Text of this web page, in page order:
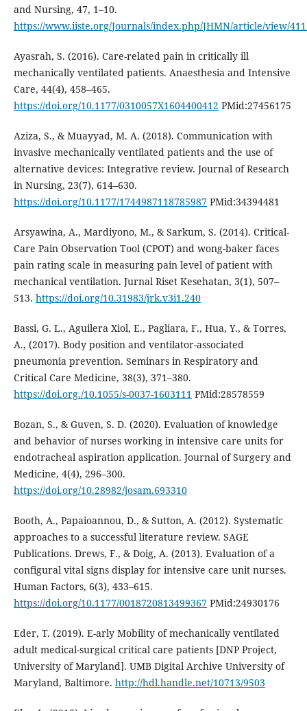
and Nursing, 47, 1–10.
https://www.iiste.org/Journals/index.php/JHMN/article/view/
Ayasrah, S. (2016). Care-related pain in critically ill
mechanically ventilated patients. Anaesthesia and Intensive
Care, 44(4), 458–465.
https://doi.org/10.1177/0310057X1604400412 PMid:27456175
Aziza, S., & Muayyad, M. A. (2018). Communication with
invasive mechanically ventilated patients and the use of
alternative devices: Integrative review. Journal of Research
in Nursing, 23(7), 614–630.
https://doi.org/10.1177/1744987118785987PMid:34394481
Arsyawina, A., Mardiyono, M., & Sarkum, S. (2014). Critical-
Care Pain Observation Tool (CPOT) and wong-baker faces
pain rating scale in measuring pain level of patient with
mechanical ventilation. Jurnal Riset Kesehatan, 3(1), 507–
513. https://doi.org/10.31983/jrk.v3i1.240
Bassi, G. L., Aguilera Xiol, E., Pagliara, F., Hua, Y., & Torres,
A., (2017). Body position and ventilator-associated
pneumonia prevention. Seminars in Respiratory and
Critical Care Medicine, 38(3), 371–380.
https://doi.org./10.1055/s-0037-1603111 PMid:28578559
Bozan, S., & Guven, S. D. (2020). Evaluation of knowledge
and behavior of nurses working in intensive care units for
endotracheal aspiration application. Journal of Surgery and
Medicine, 4(4), 296–300.
https://doi.org/10.28982/josam.693310
Booth, A., Papaioannou, D., & Sutton, A. (2012). Systematic
approaches to a successful literature review. SAGE
Publications. Drews, F., & Doig, A. (2013). Evaluation of a
configural vital signs display for intensive care unit nurses.
Human Factors, 6(3), 433–615.
https://doi.org/10.1177/0018720813499367PMid:24930176
Eder, T. (2019). E-arly Mobility of mechanically ventilated
adult medical-surgical critical care patients [DNP Project,
University of Maryland]. UMB Digital Archive University of
Maryland, Baltimore. http://hdl.handle.net/10713/9503